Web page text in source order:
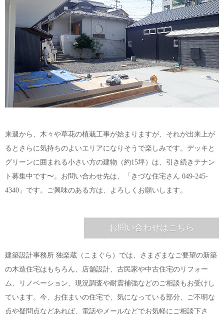
来週から、木々や草花の植栽工事が始まりますが、それが出来上が
るとさらに気持ちのよいエリアになりそうで楽しみです。デッキと
グリーンに囲まれる小さい方の建物（約15坪）は、引き続きテナン
ト募集中です〜。お問い合わせ先は、「きづな住宅さん 049-245-
4340」です。ご興味のある方は、よろしくお願いします。
お問い合わせはこちら
建築設計事務所 独楽蔵（こまぐら）では、さまざまなご要望の新築
の木造住宅はもちろん、店舗設計、古民家や中古住宅のリフォー
ム、リノベーション、現況調査や耐震補強などのご相談もお受けし
ています。今、お住まいの住宅で、気になっている部分、ご不明な
点や疑問点などあれば、電話やメールなどでお気軽にご相談下さ